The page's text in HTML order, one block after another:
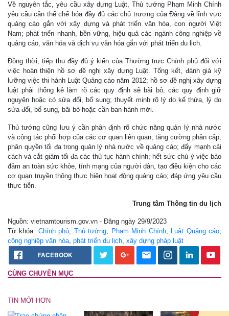
Về nguyên tắc, yêu cầu xây dựng Luật, Thủ tướng Phạm Minh Chính
yêu cầu cần thể chế hóa đầy đủ các chủ trương của Đảng về lĩnh vực
quảng cáo gắn với xây dựng và phát triển văn hóa, con người Việt
Nam; phát triển nhanh, bền vững, hiệu quả các ngành công nghiệp về
quảng cáo, văn hóa và dịch vụ văn hóa gắn với phát triển du lịch.
Đồng thời, tiếp thu đầy đủ ý kiến của Thường trực Chính phủ đối với
việc hoàn thiện hồ sơ đề nghị xây dựng Luật. Tổng kết, đánh giá kỹ
lưỡng việc thi hành Luật Quảng cáo năm 2012; hồ sơ đề nghị xây dựng
luật phải thống kê làm rõ các quy định sẽ bãi bỏ, các quy định giữ
nguyên hoặc có sửa đổi, bổ sung; thuyết minh rõ lý do kế thừa, lý do
sửa đổi, bổ sung, bãi bỏ hoặc cần ban hành mới.
Thủ tướng cũng lưu ý cần phân định rõ chức năng quản lý nhà nước
và công tác phối hợp của các cơ quan liên quan; tăng cường phân cấp,
phân quyền tối đa trong quản lý nhà nước về quảng cáo; đẩy mạnh cải
cách và cắt giảm tối đa các thủ tục hành chính; hết sức chú ý việc bảo
đảm an toàn sức khỏe, tính mạng của người dân, tạo điều kiện cho các
cơ quan truyền thông thực hiện hoạt động quảng cáo; đáp ứng yêu cầu
thực tiễn.
Trung tâm Thông tin du lịch
Nguồn: vietnamtourism.gov.vn - Đăng ngày 29/9/2023
Từ khóa: Chính phủ, Thủ tướng, Phạm Minh Chính, Luật Quảng cáo,
công nghiệp văn hóa, phát triển du lịch, xây dựng pháp luật
FACEBOOK
CÙNG CHUYÊN MỤC
TIN MỚI HƠN